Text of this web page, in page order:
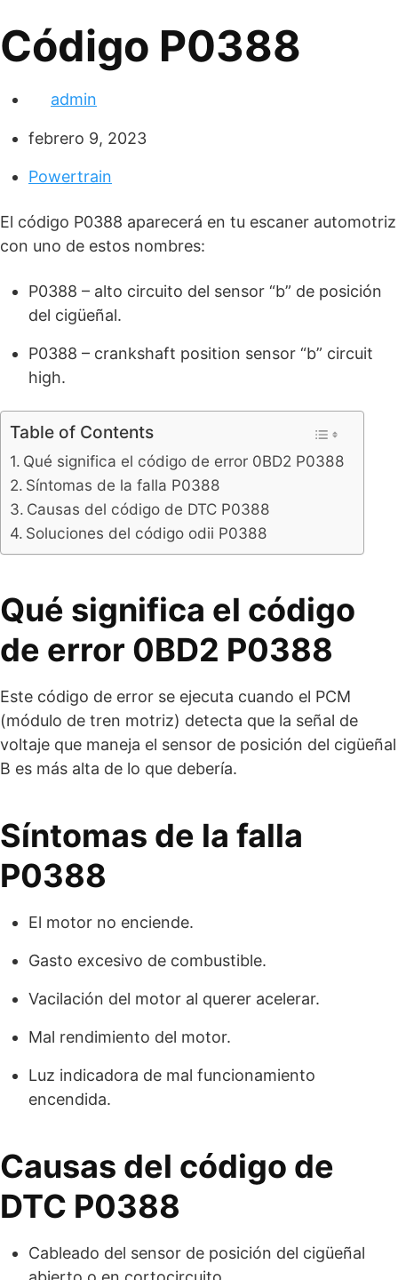
Código P0388
admin
febrero 9, 2023
Powertrain
El código P0388 aparecerá en tu escaner automotriz
con uno de estos nombres:
P0388 – alto circuito del sensor “b” de posición
del cigüeñal.
P0388 – crankshaft position sensor “b” circuit
high.
Table of Contents
Qué significa el código de error 0BD2 P0388
Síntomas de la falla P0388
Causas del código de DTC P0388
Soluciones del código odii P0388
Qué significa el código
de error 0BD2 P0388
Este código de error se ejecuta cuando el PCM
(módulo de tren motriz) detecta que la señal de
voltaje que maneja el sensor de posición del cigüeñal
B es más alta de lo que debería.
Síntomas de la falla
P0388
El motor no enciende.
Gasto excesivo de combustible.
Vacilación del motor al querer acelerar.
Mal rendimiento del motor.
Luz indicadora de mal funcionamiento
encendida.
Causas del código de
DTC P0388
Cableado del sensor de posición del cigüeñal